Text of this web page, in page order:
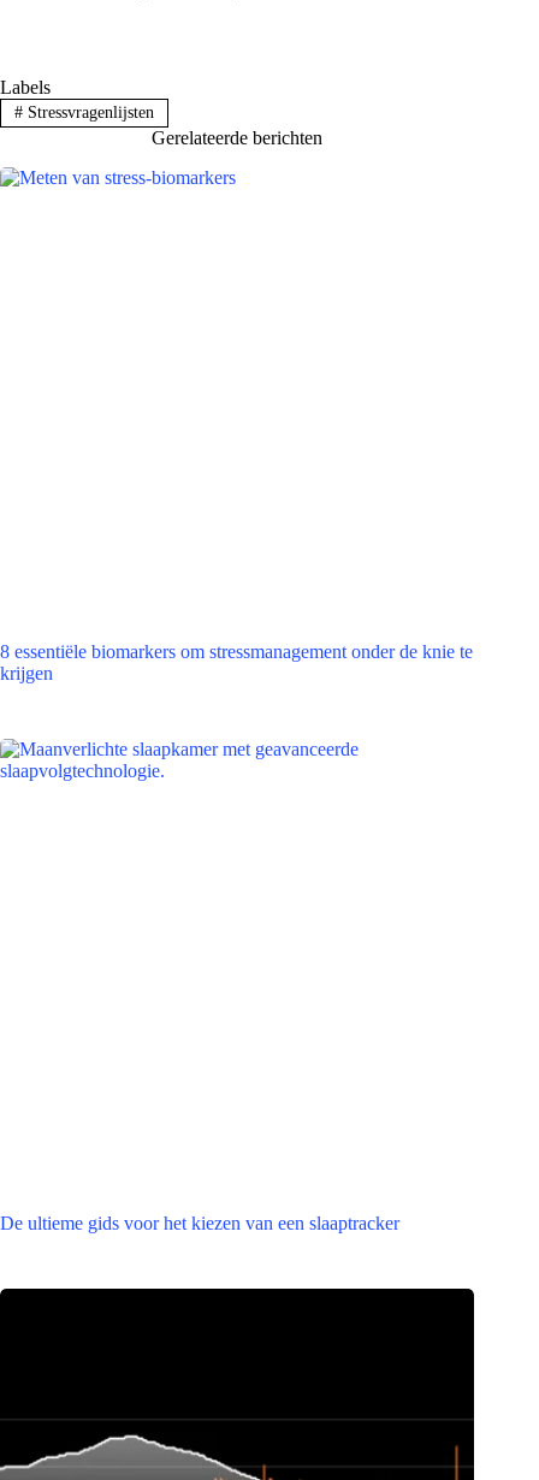
Labels
#Stressvragenlijsten
Gerelateerde berichten
8 essentiële biomarkers om stressmanagement onder de knie te
krijgen
De ultieme gids voor het kiezen van een slaaptracker